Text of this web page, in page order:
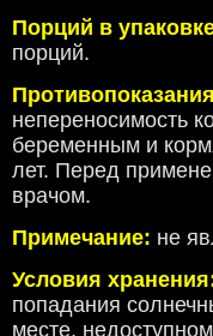
Порций в
порций.
непереносимость
беременным и
лет. Перед
врачом.
Примечание: не
Условия
попадания
месте,